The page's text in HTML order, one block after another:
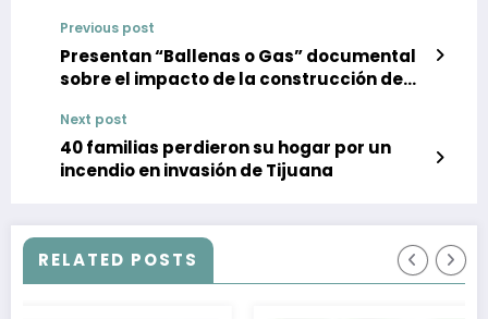
Previous post
Presentan “Ballenas o Gas” documental
sobre el impacto de la construcción de
Next post
40 familias perdieron su hogar por un
incendio en invasión de Tijuana
RELATED POSTS